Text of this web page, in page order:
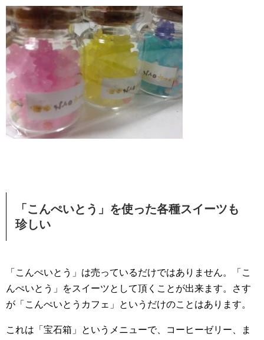
「こんぺいとう」を使った各種スイーツも
珍しい
「こんぺいとう」は売っているだけではありません。「こ
んぺいとう」をスイーツとして頂くことが出来ます。さす
が「こんぺいとうカフェ」というだけのことはあります。
これは「宝石箱」というメニューで、コーヒーゼリー、ま